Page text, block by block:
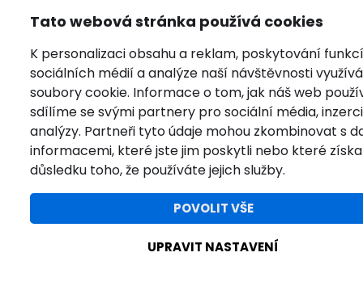
Tato webová stránka používá cookies
K personalizaci obsahu a reklam, poskytování funkcí
sociálních médií a analýze naší návštěvnosti
soubory cookie. Informace o tom, jak náš web
sdílíme se svými partnery pro sociální média,
analýzy. Partneři tyto údaje mohou zkombinovat s
informacemi, které jste jim poskytli nebo které
důsledku toho, že používáte jejich služby.
POVOLIT VŠE
UPRAVIT NASTAVENÍ